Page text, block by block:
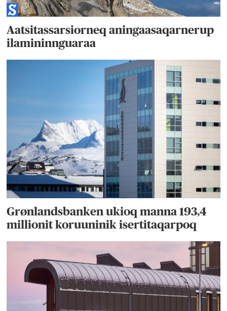
Aatsitassarsiorneq aningaasaqarnerup
ilamininnguaraa
Grønlandsbanken ukioq manna 193,4
millionit koruuninik isertitaqarpoq